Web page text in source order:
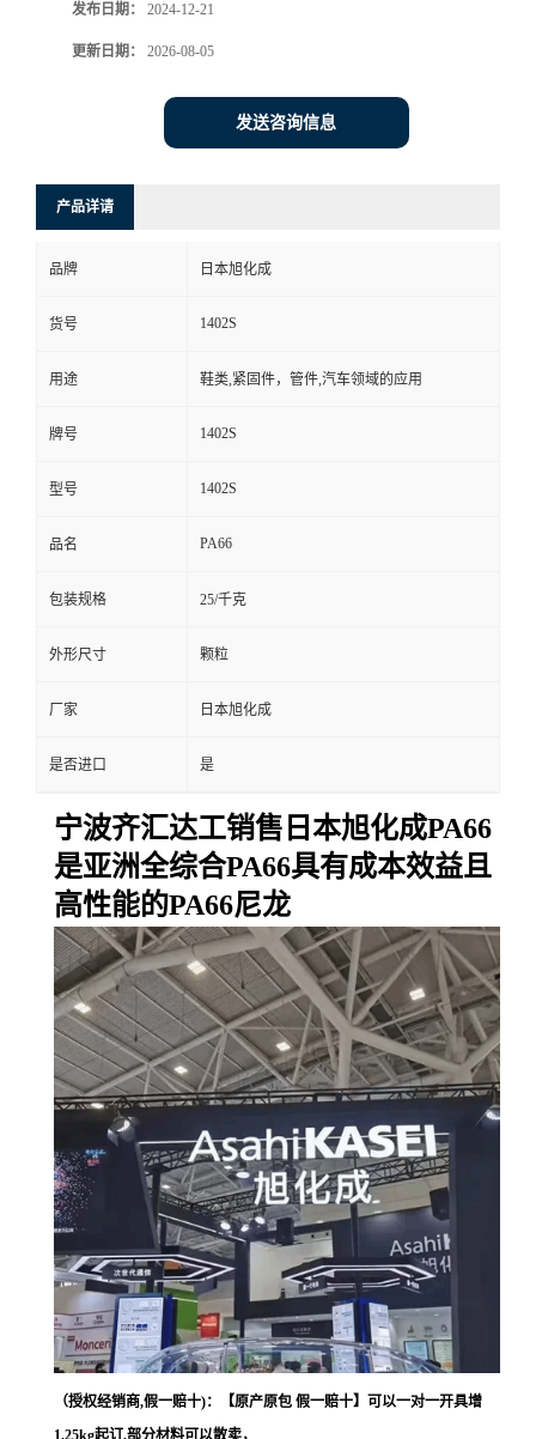
发布日期： 2024-12-21
更新日期： 2026-08-05
发送咨询信息
产品详请
品牌 日本旭化成
货号 1402S
用途 鞋类,紧固件，管件,汽车领域的应用
牌号 1402S
型号 1402S
品名 PA66
包装规格 25/千克
外形尺寸 颗粒
厂家 日本旭化成
是否进口 是
宁波齐汇达工销售日本旭化成PA66
是亚洲全综合PA66具有成本效益且
高性能的PA66尼龙
（授权经销商,假一赔十)：【原产原包 假一赔十】可以一对一开具增